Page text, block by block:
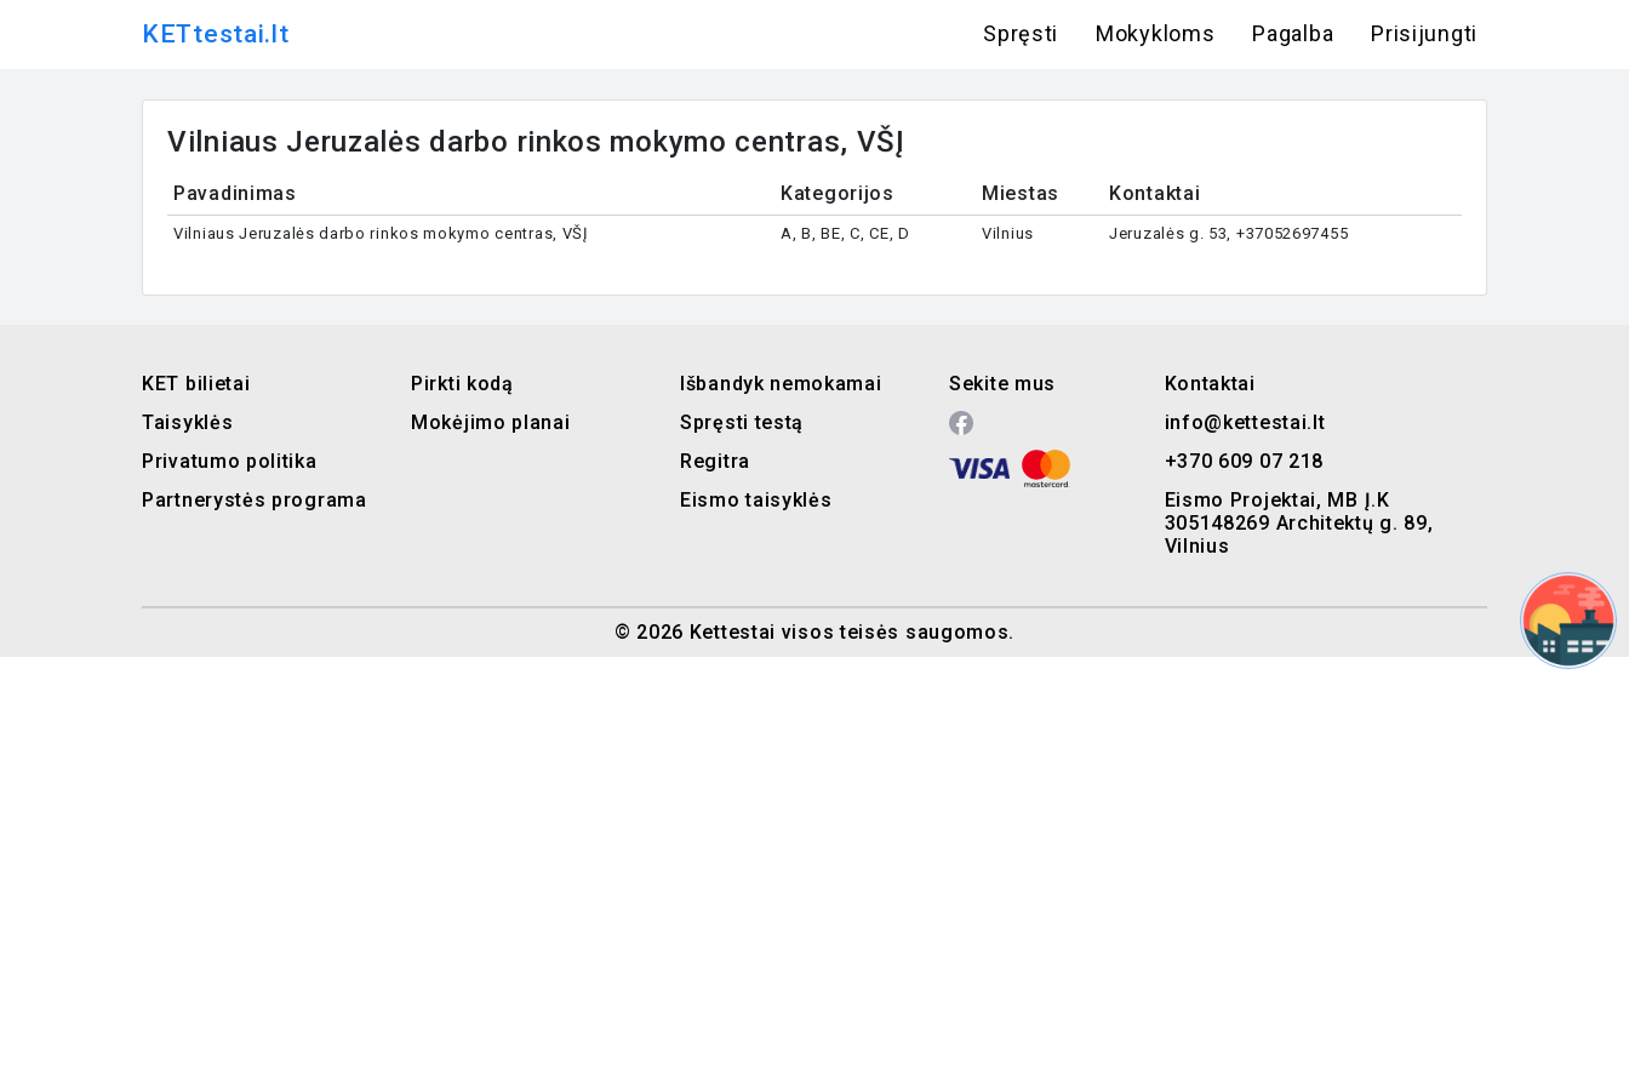
KETtestai.lt Spręsti Mokykloms Pagalba Prisijungti
Vilniaus Jeruzalės darbo rinkos mokymo centras, VŠĮ
Pavadinimas Kategorijos Miestas Kontaktai
Vilniaus Jeruzalės darbo rinkos mokymo centras, VŠĮ A, B, BE, C, CE, D Vilnius Jeruzalės g. 53, +37052697455
KET bilietai
Taisyklės
Privatumo politika
Partnerystės programa
Pirkti kodą
Mokėjimo planai
Išbandyk nemokamai
Spręsti testą
Regitra
Eismo taisyklės
Sekite mus
Kontaktai
info@kettestai.lt
+370 609 07 218
Eismo Projektai, MB Į.K
305148269 Architektų g. 89,
Vilnius
© 2026 Kettestai visos teisės saugomos.